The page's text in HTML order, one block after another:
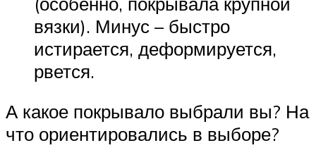
вязки). Минус – быстро
истирается, деформируется,
рвется.
А какое покрывало выбрали вы? На
что ориентировались в выборе?